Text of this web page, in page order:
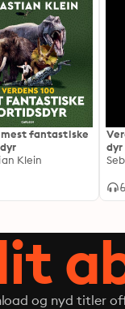
mest fantastiske
Klein
dyr
og nyd titler